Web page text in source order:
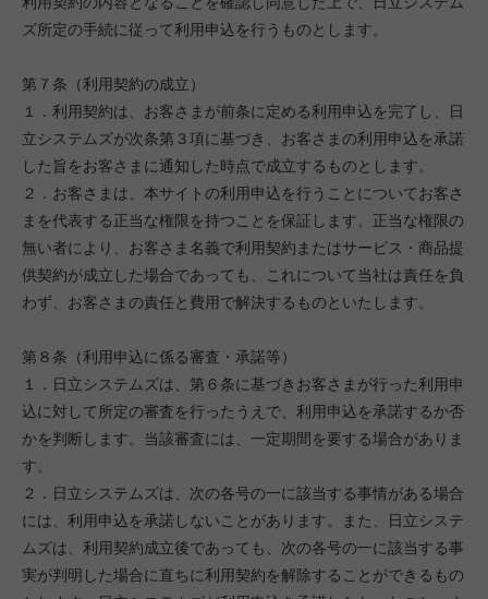
ズ所定の手続に従って利用申込を行うものとします。
第７条（利用契約の成立）
１．利用契約は、お客さまが前条に定める利用申込を完了し、日
立システムズが次条第３項に基づき、お客さまの利用申込を承諾
した旨をお客さまに通知した時点で成立するものとします。
２．お客さまは、本サイトの利用申込を行うことについてお客さ
まを代表する正当な権限を持つことを保証します。正当な権限の
無い者により、お客さま名義で利用契約またはサービス・商品提
供契約が成立した場合であっても、これについて当社は責任を負
わず、お客さまの責任と費用で解決するものといたします。
第８条（利用申込に係る審査・承諾等）
１．日立システムズは、第６条に基づきお客さまが行った利用申
込に対して所定の審査を行ったうえで、利用申込を承諾するか否
かを判断します。当該審査には、一定期間を要する場合がありま
す。
２．日立システムズは、次の各号の一に該当する事情がある場合
には、利用申込を承諾しないことがあります。また、日立システ
ムズは、利用契約成立後であっても、次の各号の一に該当する事
実が判明した場合に直ちに利用契約を解除することができるもの